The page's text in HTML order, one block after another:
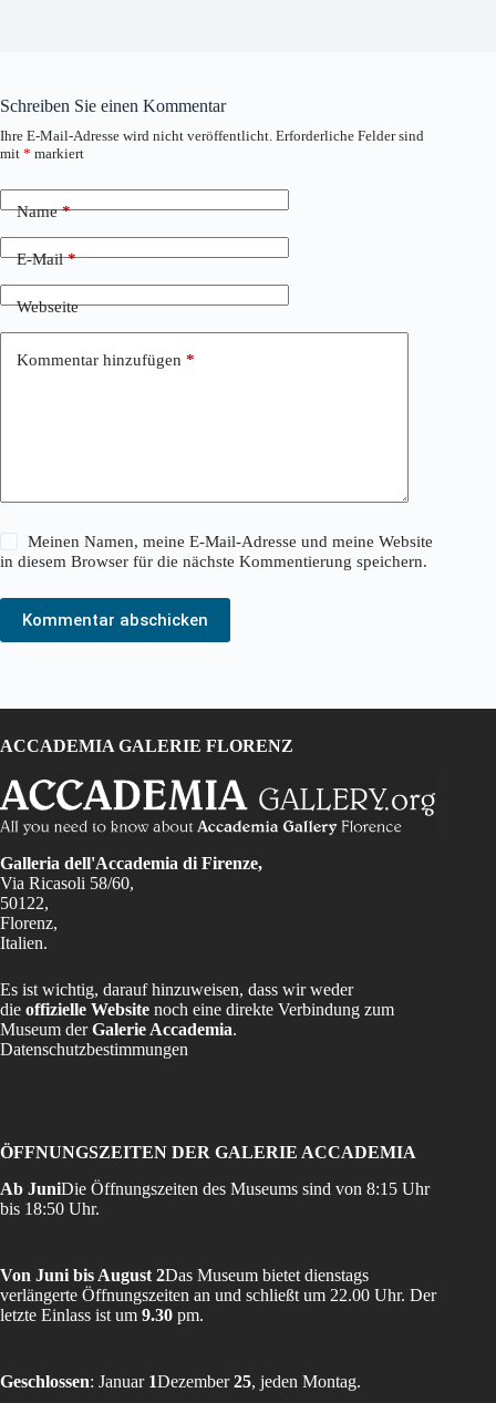
Schreiben Sie einen Kommentar
Ihre E-Mail-Adresse wird nicht veröffentlicht. Erforderliche Felder sind
mit * markiert
Name*
E-Mail*
Webseite
Kommentar hinzufügen *
Meinen Namen, meine E-Mail-Adresse und meine Website
in diesem Browser für die nächste Kommentierung speichern.
Kommentar abschicken
ACCADEMIA GALERIE FLORENZ
Galleria dell'Accademia di Firenze,
Via Ricasoli 58/60,
50122,
Florenz,
Italien.
Es ist wichtig, darauf hinzuweisen, dass wir weder
die offizielle Website noch eine direkte Verbindung zum
Museum derGalerie Accademia.
Datenschutzbestimmungen
ÖFFNUNGSZEITEN DER GALERIE ACCADEMIA
Ab JuniDie Öffnungszeiten des Museums sind von 8:15 Uhr
bis 18:50 Uhr.
Von Juni bis August 2Das Museum bietet dienstags
verlängerte Öffnungszeiten an und schließt um 22.00 Uhr. Der
letzte Einlass ist um 9.30 pm.
Geschlossen: Januar 1Dezember25, jeden Montag.